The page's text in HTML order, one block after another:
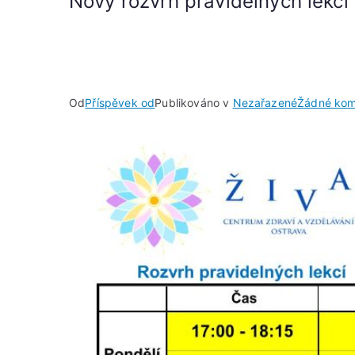
OdPříspěvek odPublikováno v NezařazenéŽádné